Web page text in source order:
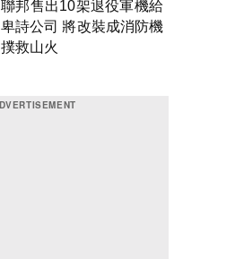
聯邦售出10架退役軍機給
卑詩公司 將改裝成消防機
撲救山火